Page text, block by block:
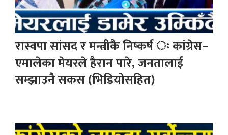
रास्वपा सांसद र मन्त्रीकै निष्कर्ष ः कांग्रेस–
एमालेका मेयरले हैरान पारे, जनतालाई
सम्झाउनै सकस (भिडियोसहित)